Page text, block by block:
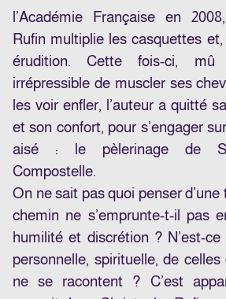
l’Académie Française en
Rufin multiplie les casquettes
érudition. Cette fois-ci,
irrépressible de muscler ses
les voir enfler, l’auteur a quitté
et son confort, pour s’engager
aisé : le pèlerinage de
Compostelle.
On ne sait pas quoi penser
chemin ne s’emprunte-t-il pas
humilité et discrétion ? N’est-
personnelle, spirituelle, de
ne se racontent ? C’est